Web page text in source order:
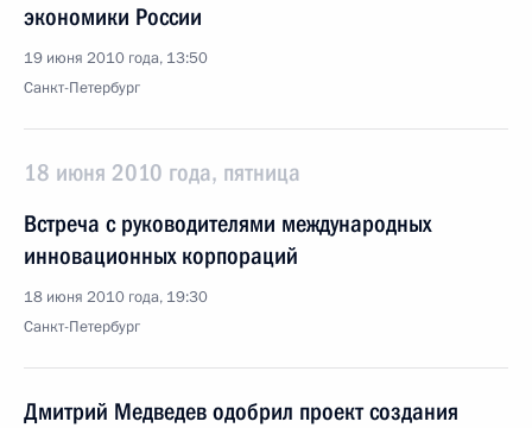
экономики России
19 июня 2010 года, 13:50
Санкт-Петербург
18 июня 2010 года, пятница
Встреча с руководителями международных
инновационных корпораций
18 июня 2010 года, 19:30
Санкт-Петербург
Дмитрий Медведев одобрил проект создания